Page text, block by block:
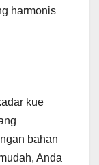
harmonis
kue
bahan
Anda